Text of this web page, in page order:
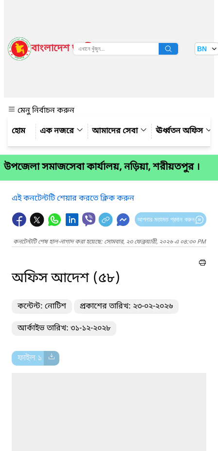
বাংলাদেশ জাতীয় তথ্য বাতায়ন BN
মেনু নির্বাচন করুন
এক নজরে
আমাদের সেবা ঊর্ধ্বতন অফিস
উপজেলা সমাজসেবা কার্যালয়, নড়িয়া, শরীয়তপুর ।
এই কনটেন্টটি শেয়ার করতে ক্লিক করুন
আপনার মতামত প্রদান করুন
কনটেন্টটি শেষ হাল-নাগাদ করা হয়েছে: সোমবার, ২৩ ফেব্রুয়ারী, ২০২৬ এ ০৪:৩০ PM
অফিস আদেশ (৫৮)
কন্টেন্ট: নোটিশ প্রকাশের তারিখ: ২৩-০২-২০২৬
আর্কাইভ তারিখ: ৩১-১২-২০২৮
ফাইল ১